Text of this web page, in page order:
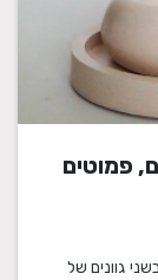
פמוטים
גוונים של